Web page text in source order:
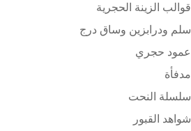
قوالب الزينة الحجرية
سلم ودرابزين وساق درج
عمود حجري
مدفأة
سلسلة النحت
شواهد القبور